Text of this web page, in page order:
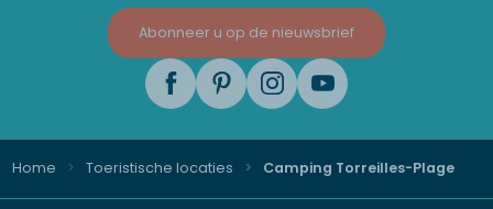
Abonneer u op de nieuwsbrief
Home Toeristische locaties Camping Torreilles-Plage